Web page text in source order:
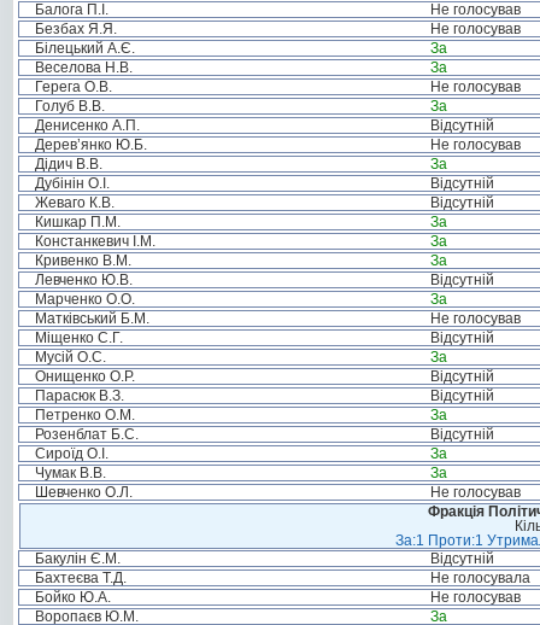
Балога П.І.
Не голосував
Безбах Я.Я.
Не голосував
Білецький А.Є.
За
Веселова Н.В.
За
Герега О.В.
Не голосував
Голуб В.В.
За
Денисенко А.П.
Відсутній
Дерев’янко Ю.Б.
Не голосував
Дідич В.В.
За
Дубінін О.І.
Відсутній
Жеваго К.В.
Відсутній
Кишкар П.М.
За
Констанкевич І.М.
За
Кривенко В.М.
За
Левченко Ю.В.
Відсутній
Марченко О.О.
За
Матківський Б.М.
Не голосував
Міщенко С.Г.
Відсутній
Мусій О.С.
За
Онищенко О.Р.
Відсутній
Парасюк В.З.
Відсутній
Петренко О.М.
За
Розенблат Б.С.
Відсутній
Сироїд О.І.
За
Чумак В.В.
За
Шевченко О.Л.
Не голосував
Фракція
За:1 Проти:1
Бакулін Є.М.
Відсутній
Бахтеєва Т.Д.
Не голосувала
Бойко Ю.А.
Не голосував
Воропаєв Ю.М.
За